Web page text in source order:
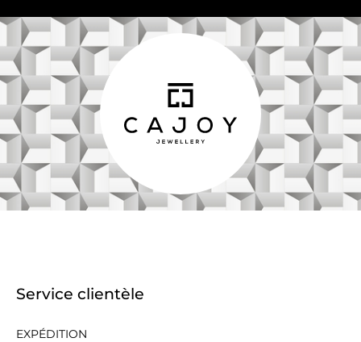
Service clientèle
EXPÉDITION